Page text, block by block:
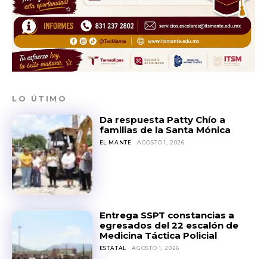
LO ÚTIMO
Da respuesta Patty Chío a
familias de la Santa Mónica
EL MANTE AGOSTO 1, 2026
Entrega SSPT constancias a
egresados del 22 escalón de
Medicina Táctica Policial
ESTATAL AGOSTO 1, 2026